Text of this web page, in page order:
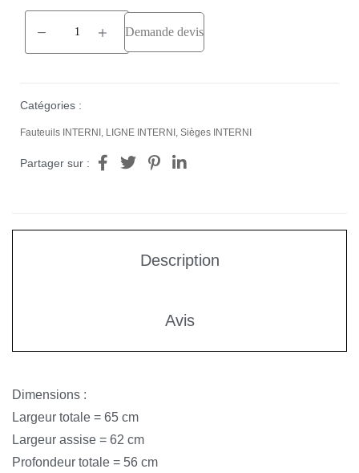
Demande devis
Catégories :
Fauteuils INTERNI LIGNE INTERNI Sièges INTERNI
Partager sur :
Description
Avis
Dimensions :
Largeur totale = 65 cm
Largeur assise = 62 cm
Profondeur totale = 56 cm